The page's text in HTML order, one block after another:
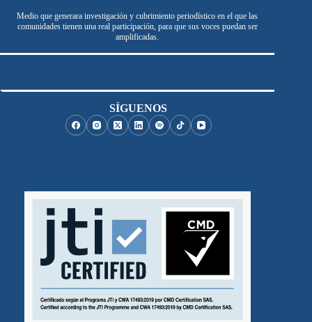
Medio que generara investigación y cubrimiento periodístico en el que las
comunidades tienen una real participación, para que sus voces puedan ser
amplificadas.
SÍGUENOS